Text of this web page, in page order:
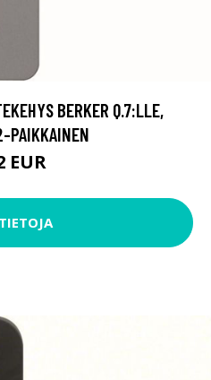
BERKER Q.7:LLE,
PAIKKAINEN
EUR